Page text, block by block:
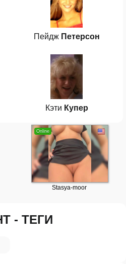
Пейдж Петерсон
Кэти Купер
- ТЕГИ